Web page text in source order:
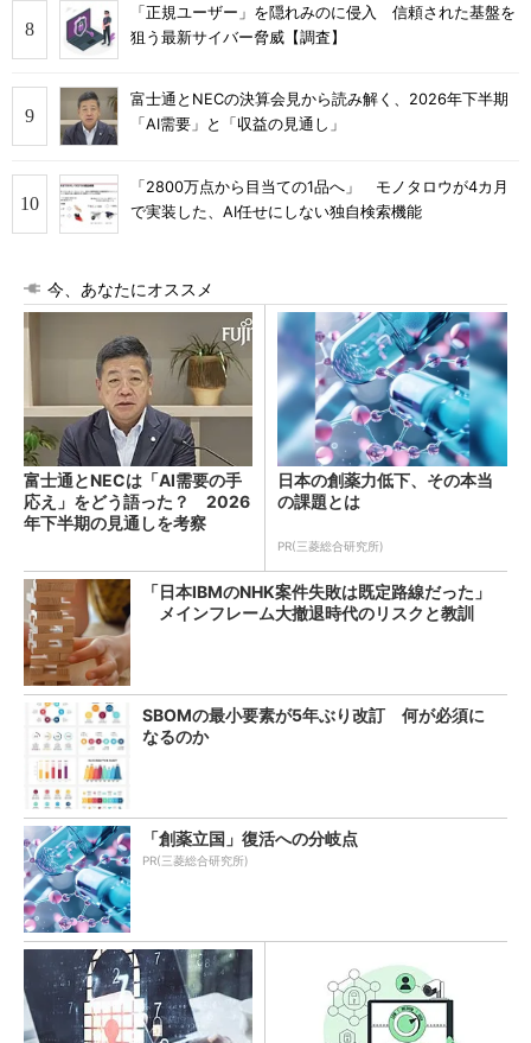
「正規ユーザー」を隠れみのに侵入 信頼された基盤を
狙う最新サイバー脅威【調査】
富士通とNECの決算会見から読み解く、2026年下半期
「AI需要」と「収益の見通し」
「2800万点から目当ての1品へ」 モノタロウが4カ月
で実装した、AI任せにしない独自検索機能
今、あなたにオススメ
富士通とNECは「AI需要の手
応え」をどう語った？ 2026
年下半期の見通しを考察
日本の創薬力低下、その本当
の課題とは
PR(三菱総合研究所)
「日本IBMのNHK案件失敗は既定路線だった」
メインフレーム大撤退時代のリスクと教訓
SBOMの最小要素が5年ぶり改訂 何が必須に
なるのか
「創薬立国」復活への分岐点
PR(三菱総合研究所)